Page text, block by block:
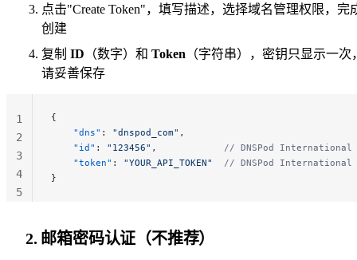
点击"Create Token"，填写描述，选择域名管理权限，完
创建
复制 ID （数字）和 Token （字符串），密钥只显示一次
请妥善保存
{
    "dns"
: "dnspod_com" ,
    "id"
: "123456" , // DNSPod International
    "token"
: "YOUR_API_TOKEN"
// DNSPod International
}
1
2
3
4
5
2. 邮箱密码认证（不推荐）